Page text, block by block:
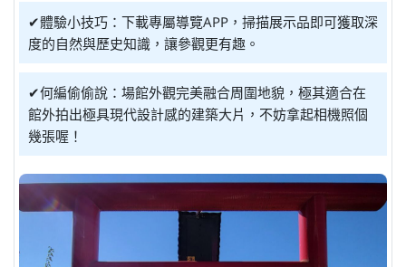
✔體驗小技巧：下載專屬導覽APP，掃描展示品即可獲取深
度的自然與歷史知識，讓參觀更有趣。
✔何編偷偷說：場館外觀完美融合周圍地貌，極其適合在
館外拍出極具現代設計感的建築大片，不妨拿起相機照個
幾張喔！